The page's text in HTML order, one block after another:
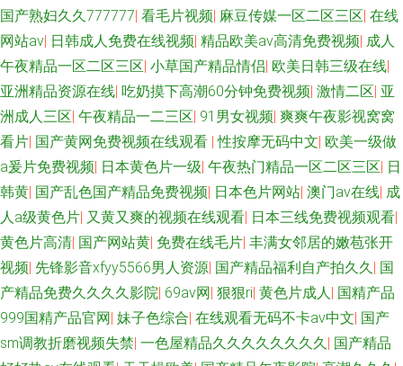
国产熟妇久久777777| 看毛片视频| 麻豆传媒一区二区三区| 在线
网站av| 日韩成人免费在线视频| 精品欧美аv高清免费视频| 成人
午夜精品一区二区三区| 小草国产精品情侣| 欧美日韩三级在线|
亚洲精品资源在线| 吃奶摸下高潮60分钟免费视频| 激情二区| 亚
洲成人三区| 午夜精品一二三区| 91男女视频| 爽爽午夜影视窝窝
看片| 国产黄网免费视频在线观看 |性按摩无码中文| 欧美一级做
a爰片免费视频| 日本黄色片一级| 午夜热门精品一区二区三区| 日
韩黄| 国产乱色国产精品免费视频| 日本色片网站| 澳门av在线| 成
人a级黄色片| 又黄又爽的视频在线观看| 日本三线免费视频观看|
黄色片高清| 国产网站黄| 免费在线毛片| 丰满女邻居的嫩苞张开
视频| 先锋影音xfyy5566男人资源| 国产精品福利自产拍久久| 国
产精品免费久久久久影院| 69av网| 狠狠ri| 黄色片成人| 国精产品
999国精产品官网| 妹子色综合| 在线观看无码不卡av中文| 国产
sm调教折磨视频失禁| 一色屋精品久久久久久久久久| 国产精品